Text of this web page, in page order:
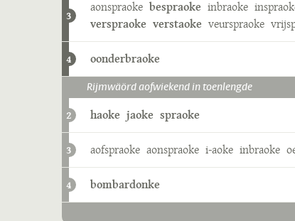
3
aonspraoke bespraoke inbraoke
verspraoke verstaoke veurspraoke
4 oonderbraoke
Rijmwäörd aofwiekend in toenlengde
2 haoke jaoke spraoke
3 aofspraoke aonspraoke i-aoke inbraoke
4 bombardonke